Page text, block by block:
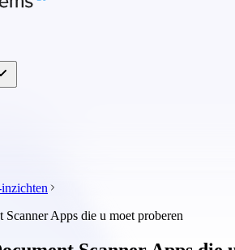
Apps die u moet proberen